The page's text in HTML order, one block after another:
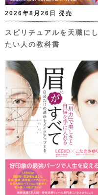
2026年8月26日 発売
スピリチュアルを天職にし
たい人の教科書